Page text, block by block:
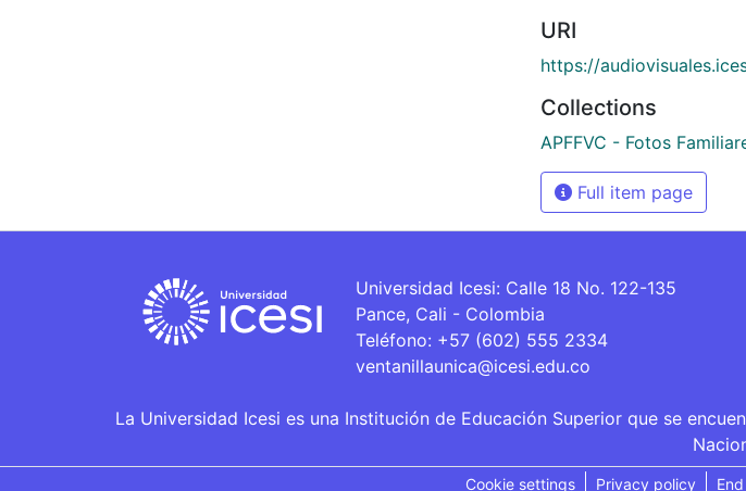
URI
https://
Collections
APFFVC - Fotos
Full item page
Universidad Icesi: Calle 18 No. 122-135
Pance, Cali - Colombia
Teléfono: +57 (602) 555 2334
ventanillaunica@icesi.edu.co
La Universidad Icesi es una Institución de Educación Superior que se
Cookie settings Privacy policy